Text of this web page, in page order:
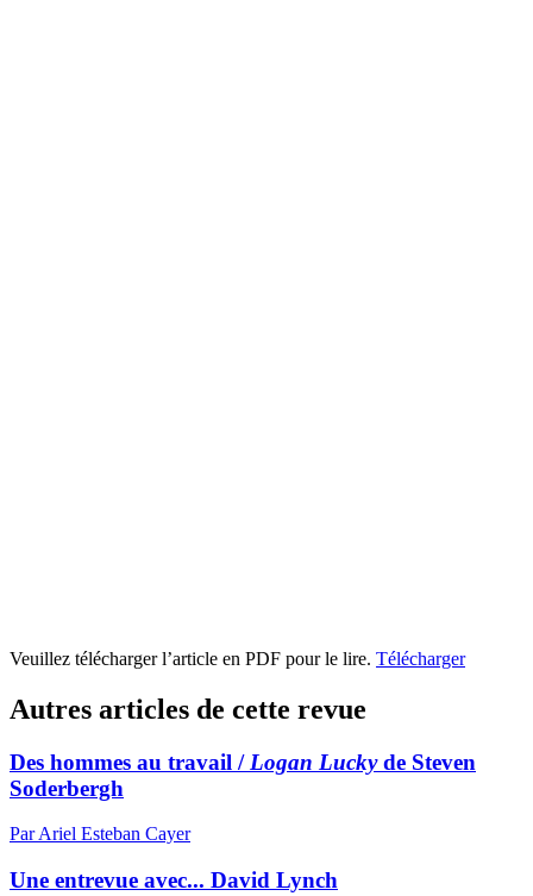
Veuillez télécharger l’article en PDF pour le lire. Télécharger
Autres articles de cette revue
Des hommes au travail / Logan Luckyde Steven
Soderbergh
Par Ariel Esteban Cayer
Une entrevue avec... David Lynch